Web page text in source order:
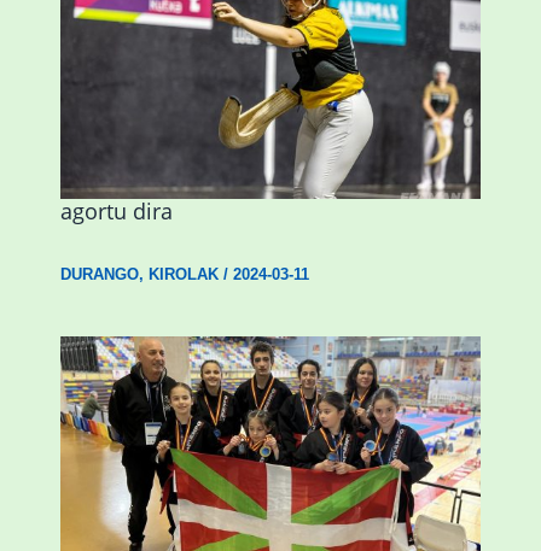
Astelehenean Durangon jokatuko den
emakumezkoen zesta finaleko sarrerak
agortu dira
DURANGO, KIROLAK/ 2024-03-11
Wadokan garaile Espainiako txapelketan